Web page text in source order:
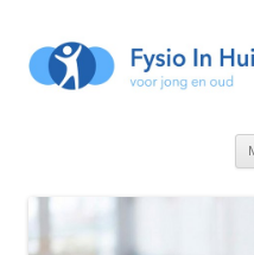
Fysio In Huis
Just another WordPress site